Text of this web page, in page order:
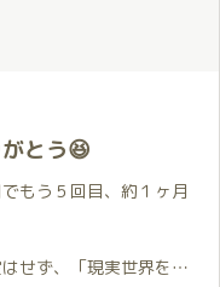
した。
んと一緒に過ごす時間
かったと感じます。
いなので少し長い時間
す。
日が来るのを楽しみに
ク〇ニ、手〇ン講座を
プ〇イにともにチャレ
にあふれた方だな～と
。絶対リピートします!
とう😆
もう５回目、約１ヶ月
せず、「現実世界を忘